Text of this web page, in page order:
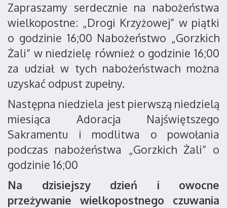
Zapraszamy serdecznie na nabożeństwa
wielkopostne: „Drogi Krzyżowej” w piątki
o godzinie 16;00 Nabożeństwo „Gorzkich
Żali” w niedzielę również o godzinie 16;00
za udział w tych nabożeństwach można
uzyskać odpust zupełny.
Następna niedziela jest pierwszą niedzielą
miesiąca Adoracja Najświętszego
Sakramentu i modlitwa o powołania
podczas nabożeństwa „Gorzkich Żali” o
godzinie 16;00
Na dzisiejszy dzień i owocne
przeżywanie wielkopostnego czuwania